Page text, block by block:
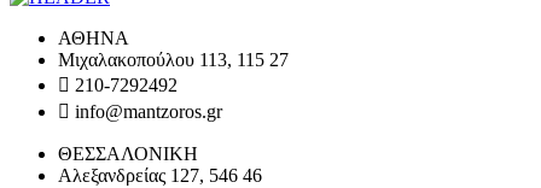
ΑΘΗΝΑ
Μιχαλακοπούλου 113, 115 27
210-7292492
info@mantzoros.gr
ΘΕΣΣΑΛΟΝΙΚΗ
Αλεξανδρείας 127, 546 46